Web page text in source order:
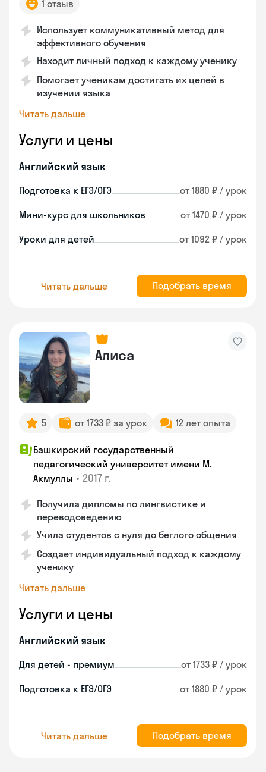
1 отзыв
Использует коммуникативный метод для
эффективного обучения
Находит личный подход к каждому ученику
Помогает ученикам достигать их целей в
изучении языка
Читать дальше
Услуги и цены
Английский язык
Подготовка к ЕГЭ/ОГЭ от 1880 ₽ / урок
Мини-курс для школьников от 1470 ₽ / урок
Уроки для детей от 1092 ₽ / урок
Читать дальше Подобрать время
Алиса
5 от 1733 ₽ за урок 12 лет опыта
Башкирский государственный
педагогический университет имени М.
Акмуллы • 2017 г.
Получила дипломы по лингвистике и
переводоведению
Учила студентов с нуля до беглого общения
Создает индивидуальный подход к каждому
ученику
Читать дальше
Услуги и цены
Английский язык
Для детей - премиум от 1733 ₽ / урок
Подготовка к ЕГЭ/ОГЭ от 1880 ₽ / урок
Читать дальше Подобрать время